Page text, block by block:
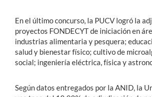
En el último concurso, la PUCV logró la
proyectos FONDECYT de iniciación en
industrias alimentaria y pesquera;
salud y bienestar físico; cultivo de
social; ingeniería eléctrica, física y
Según datos entregados por la ANID, la